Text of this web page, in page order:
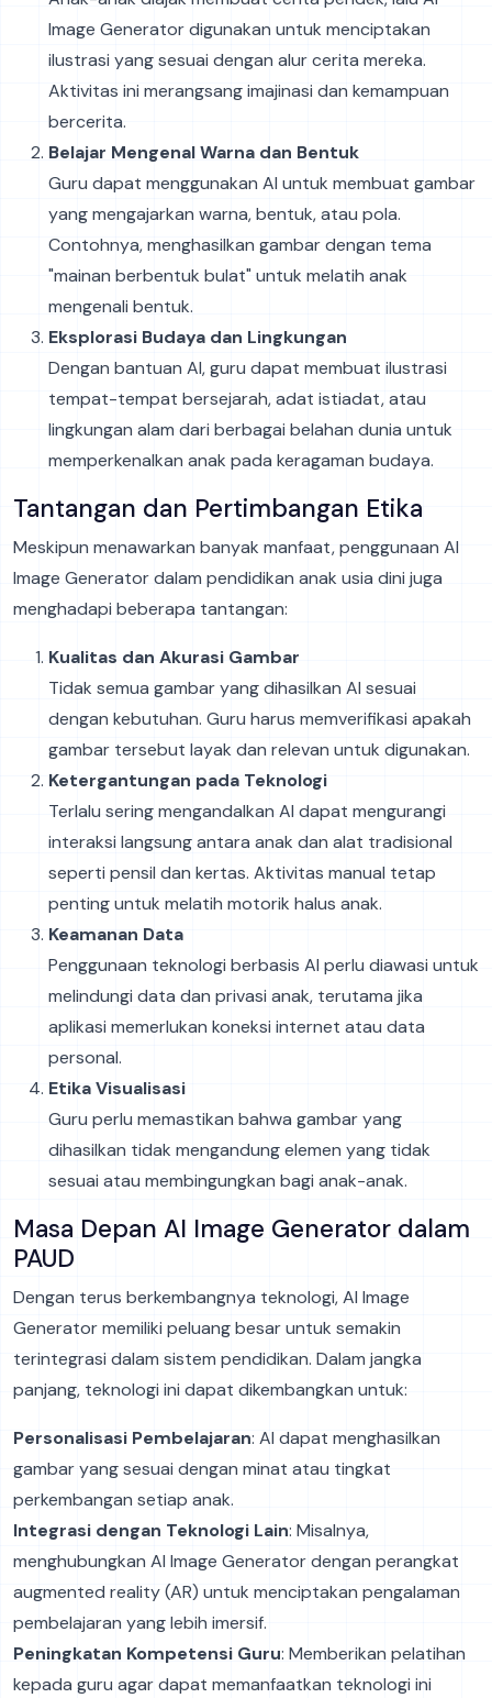
Image Generator digunakan untuk menciptakan
ilustrasi yang sesuai dengan alur cerita mereka.
Aktivitas ini merangsang imajinasi dan kemampuan
bercerita.
Belajar Mengenal Warna dan Bentuk
Guru dapat menggunakan AI untuk membuat gambar
yang mengajarkan warna, bentuk, atau pola.
Contohnya, menghasilkan gambar dengan tema
"mainan berbentuk bulat" untuk melatih anak
mengenali bentuk.
Eksplorasi Budaya dan Lingkungan
Dengan bantuan AI, guru dapat membuat ilustrasi
tempat-tempat bersejarah, adat istiadat, atau
lingkungan alam dari berbagai belahan dunia untuk
memperkenalkan anak pada keragaman budaya.
Tantangan dan Pertimbangan Etika
Meskipun menawarkan banyak manfaat, penggunaan AI
Image Generator dalam pendidikan anak usia dini juga
menghadapi beberapa tantangan:
Kualitas dan Akurasi Gambar
Tidak semua gambar yang dihasilkan AI sesuai
dengan kebutuhan. Guru harus memverifikasi apakah
gambar tersebut layak dan relevan untuk digunakan.
Ketergantungan pada Teknologi
Terlalu sering mengandalkan AI dapat mengurangi
interaksi langsung antara anak dan alat tradisional
seperti pensil dan kertas. Aktivitas manual tetap
penting untuk melatih motorik halus anak.
Keamanan Data
Penggunaan teknologi berbasis AI perlu diawasi untuk
melindungi data dan privasi anak, terutama jika
aplikasi memerlukan koneksi internet atau data
personal.
Etika Visualisasi
Guru perlu memastikan bahwa gambar yang
dihasilkan tidak mengandung elemen yang tidak
sesuai atau membingungkan bagi anak-anak.
Masa Depan AI Image Generator dalam
PAUD
Dengan terus berkembangnya teknologi, AI Image
Generator memiliki peluang besar untuk semakin
terintegrasi dalam sistem pendidikan. Dalam jangka
panjang, teknologi ini dapat dikembangkan untuk:
Personalisasi Pembelajaran: AI dapat menghasilkan
gambar yang sesuai dengan minat atau tingkat
perkembangan setiap anak.
Integrasi dengan Teknologi Lain: Misalnya,
menghubungkan AI Image Generator dengan perangkat
augmented reality (AR) untuk menciptakan pengalaman
pembelajaran yang lebih imersif.
Peningkatan Kompetensi Guru: Memberikan pelatihan
kepada guru agar dapat memanfaatkan teknologi ini